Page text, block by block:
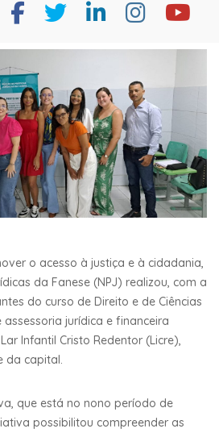
o acesso à justiça e à cidadania,
da Fanese (NPJ) realizou, com a
do curso de Direito e de Ciências
jurídica e financeira
Infantil Cristo Redentor (Licre),
da capital.
que está no nono período de
possibilitou compreender as